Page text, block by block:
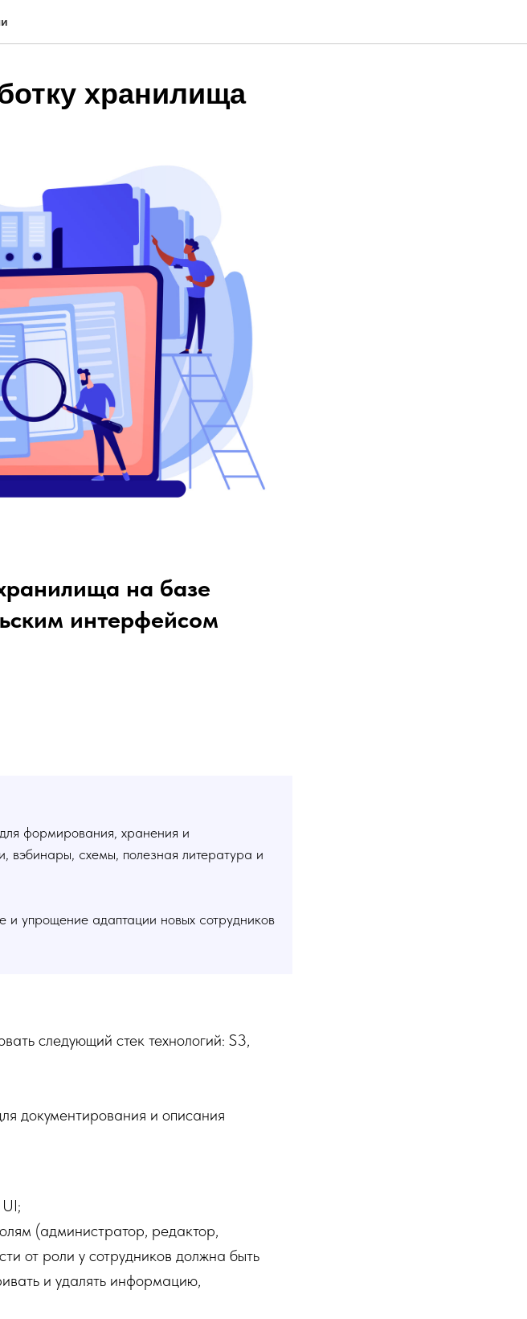
хранилища
на базе
интерфейсом
формирования, хранения и
вэбинары, схемы, полезная литература и
и упрощение адаптации новых сотрудников
следующий стек технологий: S3,
документирования и описания
(администратор, редактор,
от роли у сотрудников должна быть
и удалять информацию,